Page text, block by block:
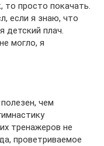
то просто покачать.
если я знаю, что
детский плач.
могло, я
чем
тренажеров не
проветриваемое